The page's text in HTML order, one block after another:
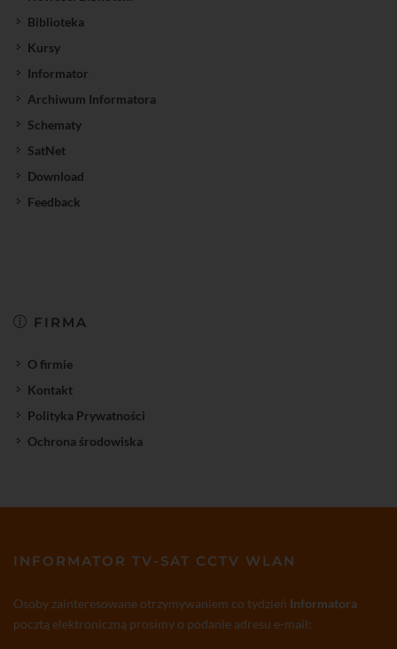
Biblioteka
Kursy
Informator
Archiwum Informatora
Schematy
SatNet
Download
Feedback
FIRMA
O firmie
Kontakt
Polityka Prywatności
Ochrona środowiska
INFORMATOR TV-SAT CCTV WLAN
Osoby zainteresowane otrzymywaniem co tydzień Informatora
pocztą elektroniczną prosimy o podanie adresu e-mail: